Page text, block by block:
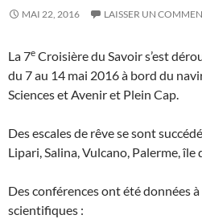
MAI 22, 2016 LAISSER UN
La 7e Croisière du Savoir s’est
du 7 au 14 mai 2016 à bord du
Sciences et Avenir et Plein Cap.
Des escales de rêve se sont
Lipari, Salina, Vulcano, Palerme, île
Des conférences ont été données
scientifiques :